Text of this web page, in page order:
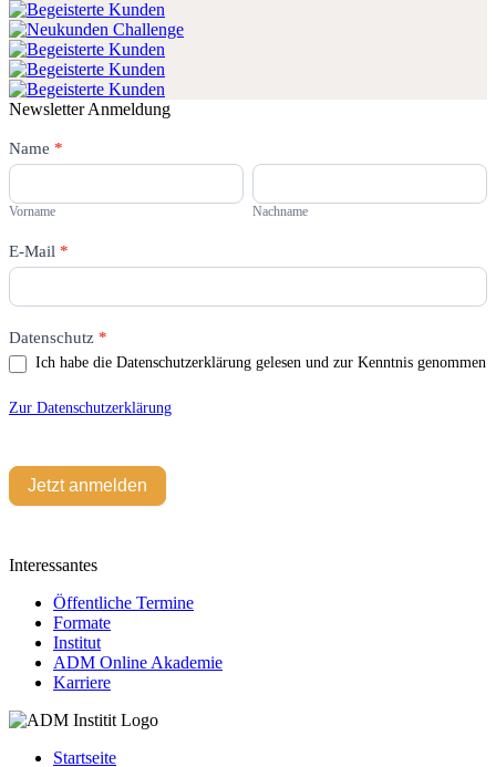
Newsletter Anmeldung
Newsletter
Name *
Vorname
Vorname
Nachname
Nachname
E-Mail *
Datenschutz *
Ich habe die Datenschutzerklärung gelesen und zur Kenntnis genommen
Zur Datenschutzerklärung
Jetzt anmelden
Falls
Du
bist,
dieses
Feld
Interessantes
Öffentliche Termine
Formate
Institut
ADM Online Akademie
Karriere
Startseite